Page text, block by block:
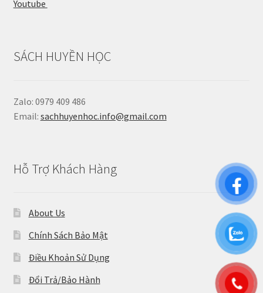
Youtube
SÁCH HUYỀN HỌC
Zalo: 0979 409 486
Email: sachhuyenhoc.info@gmail.com
Hỗ Trợ Khách Hàng
About Us
Chính Sách Bảo Mật
Điều Khoản Sử Dụng
Đổi Trả/Bảo Hành